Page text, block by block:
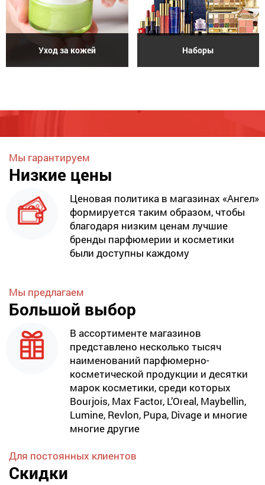
Уход за кожей Наборы
Мы гарантируем
Низкие цены
Ценовая политика в магазинах «Ангел»
формируется таким образом, чтобы
благодаря низким ценам лучшие
бренды парфюмерии и косметики
были доступны каждому
Мы предлагаем
Большой выбор
В ассортименте магазинов
представлено несколько тысяч
наименований парфюмерно-
косметической продукции и десятки
марок косметики, среди которых
Bourjois, Max Factor, L’Oreal, Maybellin,
Lumine, Revlon, Pupa, Divage и многие
многие другие
Для постоянных клиентов
Скидки